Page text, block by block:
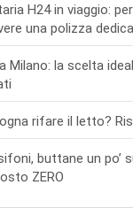
H24 in viaggio:
una polizza
Milano: la scelta
rifare il letto?
buttane un po’
ZERO